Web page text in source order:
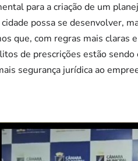
para a criação de um
possa se desenvolver,
que, com regras mais claras
de prescrições estão
segurança jurídica ao